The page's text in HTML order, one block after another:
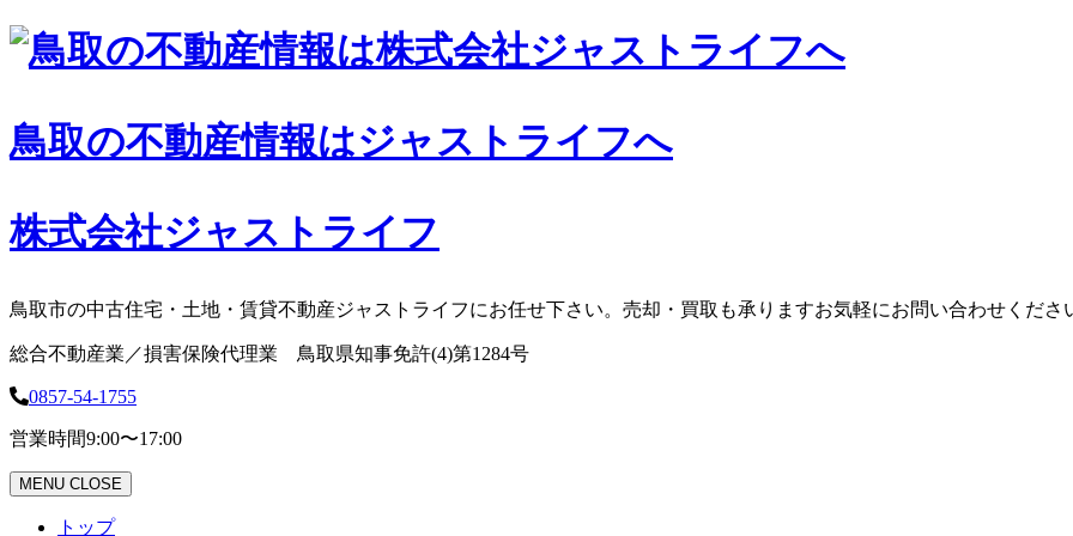
コ
ツ
へ
キ
ッ
鳥取の不動産情報はジャストライフへ
株式会社ジャストライフ
鳥取市の中古住宅・土地・賃貸不動産ジャストライフにお任せ下さい。売却・買取も承りますお気軽にお問い合わせくださ
総合不動産業／損害保険代理業 鳥取県知事免許(4)第1284号
0857-54-1755
営業時間9:00〜17:00
MENU CLOSE
トップ